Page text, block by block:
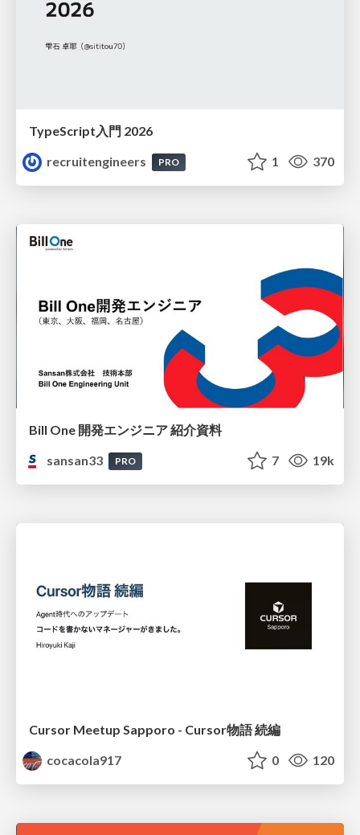
TypeScript入門 2026
recruitengineers
PRO 1 370
Bill One 開発エンジニア 紹介資料
sansan33
PRO 7 19k
Cursor Meetup Sapporo - Cursor物語 続編
cocacola917
0 120